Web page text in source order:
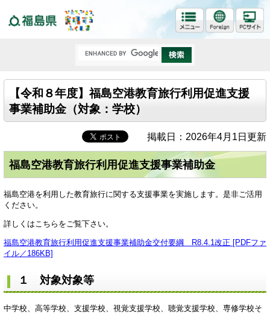
【令和８年度】福島空港教育旅行利用促進支援
事業補助金（対象：学校）
掲載日：2026年4月1日更新
福島空港教育旅行利用促進支援事業補助金
福島空港を利用した教育旅行に関する支援事業を実施します。是非ご活用
ください。
詳しくはこちらをご覧下さい。
福島空港教育旅行利用促進支援事業補助金交付要綱 R8.4.1改正 [PDFファ
イル／186KB]
１ 対象対象等
中学校、高等学校、支援学校、視覚支援学校、聴覚支援学校、専修学校そ